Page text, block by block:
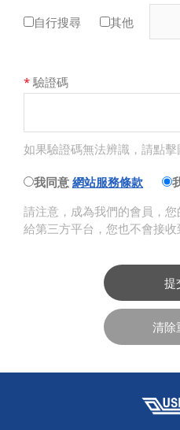
自行搜尋 其他
* 驗證碼
如果驗證碼無法辨識，請點擊
我同意 網站服務條款
請注意，成為我們的會員，
給第三方平台，您也不會接收
提
清除